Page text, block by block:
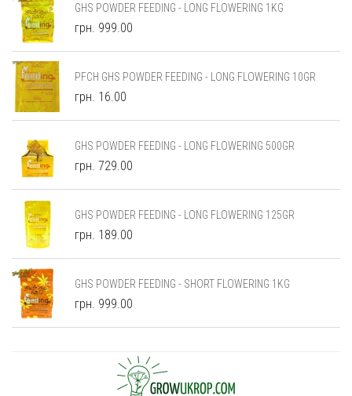
GHS POWDER FEEDING - LONG FLOWERING 1KG
грн. 999.00
PFCH GHS POWDER FEEDING - LONG FLOWERING 10GR
грн. 16.00
GHS POWDER FEEDING - LONG FLOWERING 500GR
грн. 729.00
GHS POWDER FEEDING - LONG FLOWERING 125GR
грн. 189.00
GHS POWDER FEEDING - SHORT FLOWERING 1KG
грн. 999.00